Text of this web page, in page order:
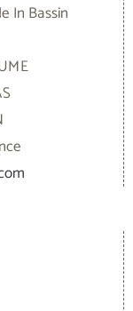
In Bassin